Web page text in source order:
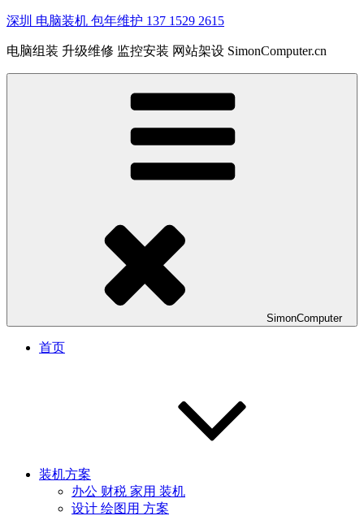
深圳 电脑装机 包年维护 137 1529 2615
电脑组装 升级维修 监控安装 网站架设 SimonComputer.cn
SimonComputer
首页
装机方案
办公 财税 家用 装机
设计 绘图用 方案